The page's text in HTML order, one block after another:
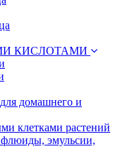
КИСЛОТАМИ
домашнего и
клетками растений
эмульсии,